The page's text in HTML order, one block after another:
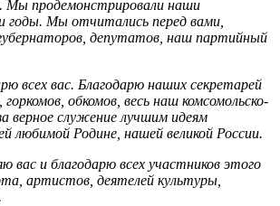
Мы продемонстрировали наши
годы. Мы отчитались перед вами,
депутатов, наш партийный
всех вас. Благодарю наших секретарей
горкомов, обкомов, весь наш комсомольско-
верное служение лучшим идеям
любимой Родине, нашей великой России.
вас и благодарю всех участников этого
артистов, деятелей культуры,